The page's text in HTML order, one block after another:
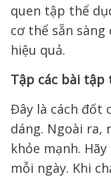
quen tập thể
cơ thể sẵn
hiệu quả.
Tập các bài tập
Đây là cách đốt
dáng. Ngoài
khỏe mạnh.
mỗi ngày. Khi